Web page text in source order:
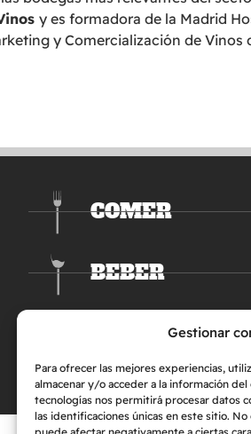
Gestionar
Para ofrecer las mejores experiencias,
almacenar y/o acceder a la información
tecnologías nos permitirá procesar datos
las identificaciones únicas en este sitio.
y es formadora de la Madrid
y Comercialización de Vinos
COMER
BEBER
DORMIR